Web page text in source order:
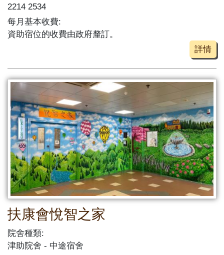
2214 2534
每月基本收費:
資助宿位的收費由政府釐訂。
詳情
扶康會悅智之家
院舍種類:
津助院舍
中途宿舍